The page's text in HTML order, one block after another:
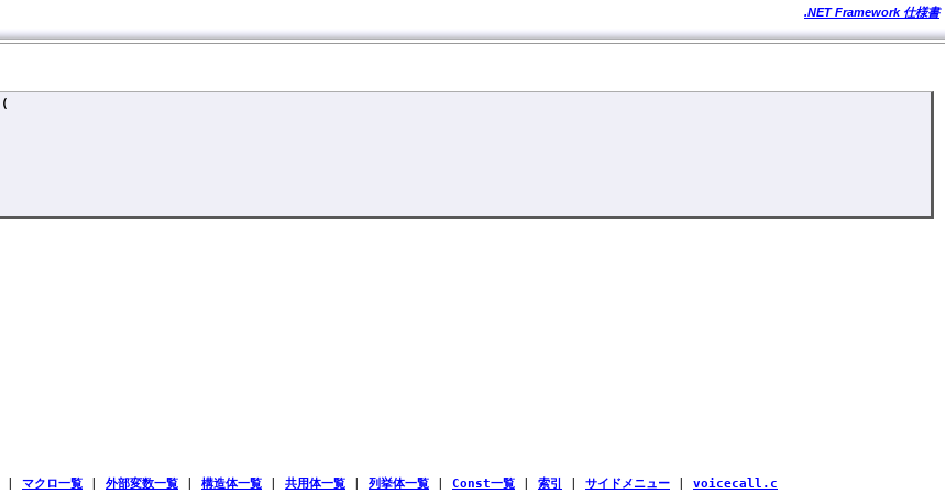
.NET Framework 仕様書
(
マクロ一覧 外部変数一覧 構造体一覧 共用体一覧 列挙体一覧 Const一覧 索引 サイドメニュー voicecall.c